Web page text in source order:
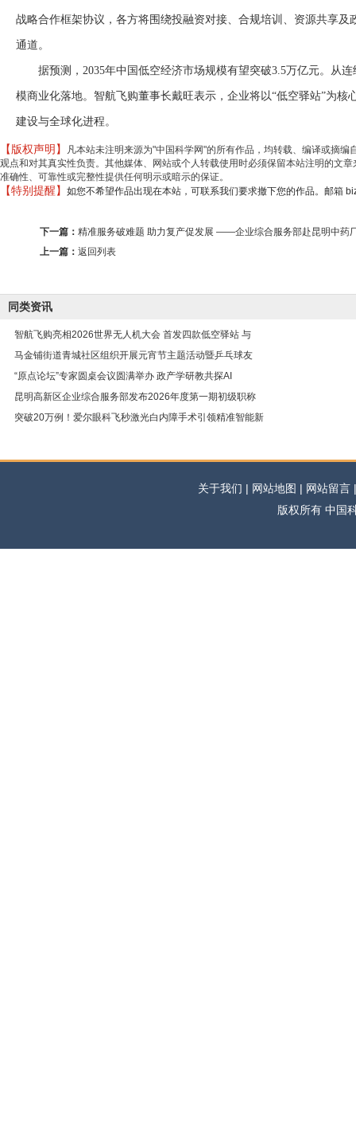
战略合作框架协议，各方将围绕投融资对接、合规培训、资源共享
通道。
据预测，2035年中国低空经济市场规模有望突破3.5万亿元。从
模商业化落地。智航飞购董事长戴旺表示，企业将以“低空驿站”为
建设与全球化进程。
【版权声明】
凡本站未注明来源为"中国科学网"的所有作品，均转载、编译或摘
观点和对其真实性负责。其他媒体、网站或个人转载使用时必须保留本站注明的文
准确性、可靠性或完整性提供任何明示或暗示的保证。
【特别提醒】 如您不希望作品出现在本站，可联系我们要求撤下您的作品。邮箱
下一篇： 精准服务破难题 助力复产促发展 ——企业综合服务部赴昆明中药
上一篇： 返回列表
同类资讯
智航飞购亮相2026世界无人机大会 首发四款低空驿站 与
马金铺街道青城社区组织开展元宵节主题活动暨乒乓球友
“原点论坛”专家圆桌会议圆满举办 政产学研教共探AI
昆明高新区企业综合服务部发布2026年度第一期初级职称
突破20万例！爱尔眼科飞秒激光白内障手术引领精准智能新
关于我们 | 网站地图 | 网站留
版权所有 中国